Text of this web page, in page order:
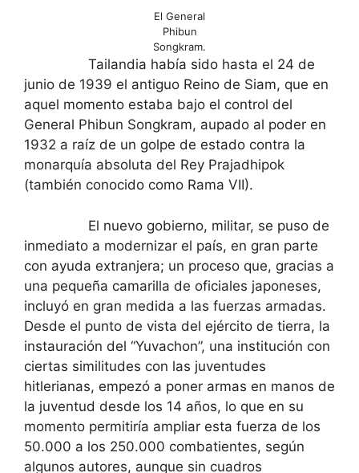
El General
Phibun
Songkram.
Tailandia había sido hasta el 24 de
junio de 1939 el antiguo Reino de Siam, que en
aquel momento estaba bajo el control del
General Phibun Songkram, aupado al poder en
1932 a raíz de un golpe de estado contra la
monarquía absoluta del Rey Prajadhipok
(también conocido como Rama VII).
El nuevo gobierno, militar, se puso de
inmediato a modernizar el país, en gran parte
con ayuda extranjera; un proceso que, gracias a
una pequeña camarilla de oficiales japoneses,
incluyó en gran medida a las fuerzas armadas.
Desde el punto de vista del ejército de tierra, la
instauración del “Yuvachon”, una institución con
ciertas similitudes con las juventudes
hitlerianas, empezó a poner armas en manos de
la juventud desde los 14 años, lo que en su
momento permitiría ampliar esta fuerza de los
50.000 a los 250.000 combatientes, según
algunos autores, aunque sin cuadros